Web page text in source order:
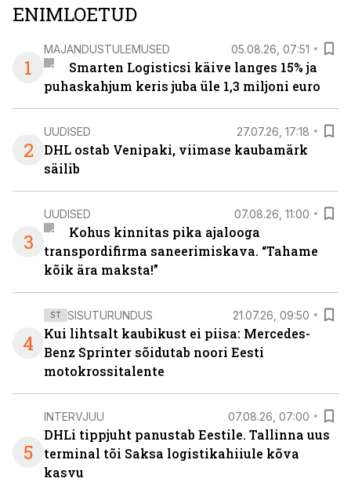
ENIMLOETUD
1
MAJANDUSTULEMUSED 05.08.26, 07:51
Smarten Logisticsi käive langes 15% ja
puhaskahjum keris juba üle 1,3 miljoni euro
2
UUDISED 27.07.26, 17:18
DHL ostab Venipaki, viimase kaubamärk
säilib
3
UUDISED 07.08.26, 11:00
Kohus kinnitas pika ajalooga
transpordifirma saneerimiskava. “Tahame
kõik ära maksta!”
4
ST SISUTURUNDUS 21.07.26, 09:50
Kui lihtsalt kaubikust ei piisa: Mercedes-
Benz Sprinter sõidutab noori Eesti
motokrossitalente
5
INTERVJUU 07.08.26, 07:00
DHLi tippjuht panustab Eestile. Tallinna uus
terminal tõi Saksa logistikahiiule kõva
kasvu